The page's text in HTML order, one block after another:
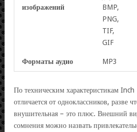
изображений
BMP,
PNG,
TIF,
GIF
Форматы аудио MP3
По техническим характеристикам
отличается от одноклассников, разве
внушительная – это плюс. Внешний
сомнения можно назвать